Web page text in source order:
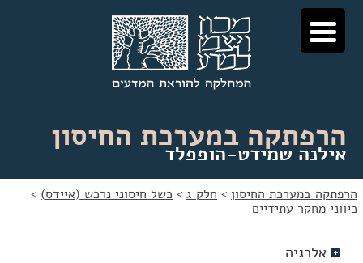
דלג
לתוכן
דלג
לניווט
הרפתקה במערכת החיסון
אילנה שמידט-הופפלד
הרפתקה במערכת החיסון > חלק ג > כשל חיסוני נרכש (איידס) >
כיווני מחקר עתידיים
אלרגיה